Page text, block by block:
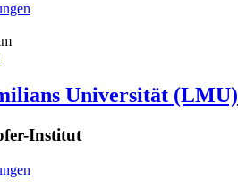
Universität (LMU)
Institut